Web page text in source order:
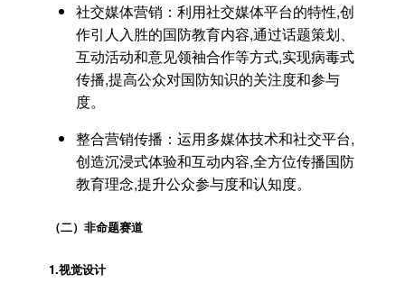
社交媒体营销：利用社交媒体平台的特性,创
作引人入胜的国防教育内容,通过话题策划、
互动活动和意见领袖合作等方式,实现病毒式
传播,提高公众对国防知识的关注度和参与
度。
整合营销传播：运用多媒体技术和社交平台,
创造沉浸式体验和互动内容,全方位传播国防
教育理念,提升公众参与度和认知度。
（二）非命题赛道
1.视觉设计